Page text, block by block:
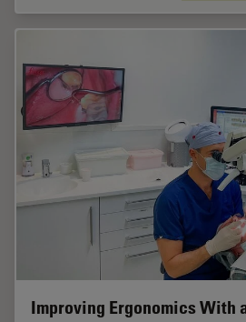
Improving Ergonomics With